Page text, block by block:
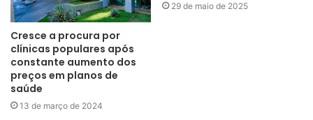
Cresce a procura por
clínicas populares após
constante aumento dos
preços em planos de
saúde
13 de março de 2024
29 de maio de 2025